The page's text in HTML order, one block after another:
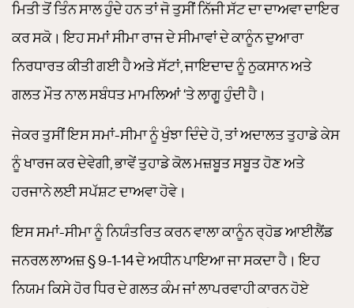
ਮਿਤੀ ਤੋਂ ਤਿੰਨ ਸਾਲ ਹੁੰਦੇ ਹਨ ਤਾਂ ਜੋ ਤੁਸੀਂ ਨਿੱਜੀ ਸੱਟ ਦਾ ਦਾਅਵਾ ਦਾਇਰ
ਕਰ ਸਕੋ। ਇਹ ਸਮਾਂ ਸੀਮਾ ਰਾਜ ਦੇ ਸੀਮਾਵਾਂ ਦੇ ਕਾਨੂੰਨ ਦੁਆਰਾ
ਨਿਰਧਾਰਤ ਕੀਤੀ ਗਈ ਹੈ ਅਤੇ ਸੱਟਾਂ, ਜਾਇਦਾਦ ਨੂੰ ਨੁਕਸਾਨ ਅਤੇ
ਗਲਤ ਮੌਤ ਨਾਲ ਸਬੰਧਤ ਮਾਮਲਿਆਂ ‘ਤੇ ਲਾਗੂ ਹੁੰਦੀ ਹੈ।
ਜੇਕਰ ਤੁਸੀਂ ਇਸ ਸਮਾਂ-ਸੀਮਾ ਨੂੰ ਖੁੰਝਾ ਦਿੰਦੇ ਹੋ, ਤਾਂ ਅਦਾਲਤ ਤੁਹਾਡੇ ਕੇਸ
ਨੂੰ ਖਾਰਜ ਕਰ ਦੇਵੇਗੀ, ਭਾਵੇਂ ਤੁਹਾਡੇ ਕੋਲ ਮਜ਼ਬੂਤ ​​ਸਬੂਤ ਹੋਣ ਅਤੇ
ਹਰਜਾਨੇ ਲਈ ਸਪੱਸ਼ਟ ਦਾਅਵਾ ਹੋਵੇ।
ਇਸ ਸਮਾਂ-ਸੀਮਾ ਨੂੰ ਨਿਯੰਤਰਿਤ ਕਰਨ ਵਾਲਾ ਕਾਨੂੰਨ ਰ੍ਹੋਡ ਆਈਲੈਂਡ
ਜਨਰਲ ਲਾਅਜ਼ § 9-1-14 ਦੇ ਅਧੀਨ ਪਾਇਆ ਜਾ ਸਕਦਾ ਹੈ। ਇਹ
ਨਿਯਮ ਕਿਸੇ ਹੋਰ ਧਿਰ ਦੇ ਗਲਤ ਕੰਮ ਜਾਂ ਲਾਪਰਵਾਹੀ ਕਾਰਨ ਹੋਏ